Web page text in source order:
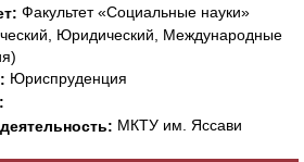
Факультет «Социальные науки»
Юридический, Международные
Юриспруденция
МКТУ им. Яссави